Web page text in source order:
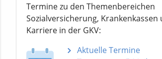
Termine zu den Themen­bereichen
Sozialver­sicherung, Krankenkassen
Karriere in der GKV:
Aktuelle Termine